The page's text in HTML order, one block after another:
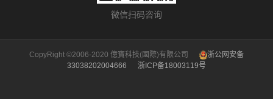
微信扫码咨询
CopyRight ©2006-2020 億寶科技(國際)有限公司
浙公网安备
33038202004666
浙ICP备18003119号